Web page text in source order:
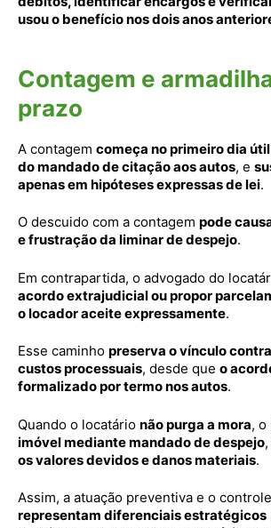
usou o benefício nos dois anos
Contagem e
prazo
A contagem começa no primeiro dia
do mandado de citação aos autos, e
apenas em hipóteses expressas de lei.
O descuido com a contagem pode
e frustração da liminar de despejo.
Em contrapartida, o advogado do
acordo extrajudicial ou propor
o locador aceite expressamente.
Esse caminho preserva o vínculo
custos processuais, desde que o
formalizado por termo nos autos.
Quando o locatário não purga a mora, o
imóvel mediante mandado de despejo
os valores devidos e danos materiais.
Assim, a atuação preventiva e o
representam diferenciais estratégicos